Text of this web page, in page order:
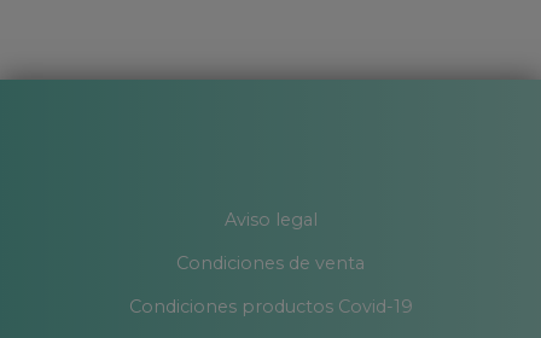
Aviso legal
Condiciones de venta
Condiciones productos Covid-19